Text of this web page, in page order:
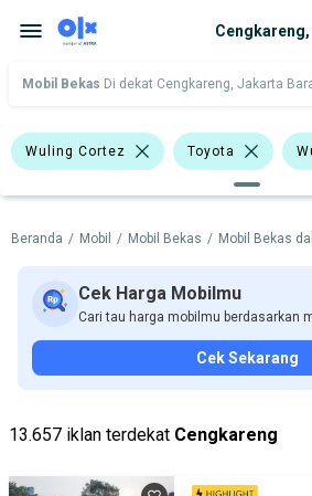
Mobil Bekas Di dekat Cengkareng, Jakarta
Wuling Cortez Toyota
Harga Merek Dan Model
Tipe Bodi Tipe Membership
Beranda / Mobil / Mobil Bekas / Mobil Bekas
Cek Harga Mobilmu
Cari tau harga mobilmu berdasarkan
Cek Sekarang
13.657 iklan terdekat Cengkareng